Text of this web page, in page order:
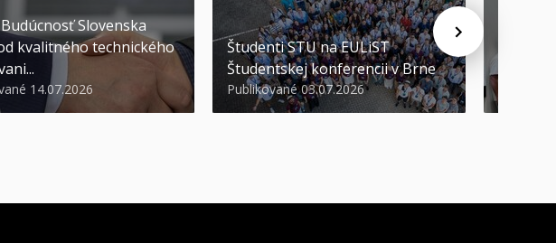
Slovenska
kvalitného technického
14.07.2026
Študenti STU na EULiST
Študentskej konferencii v Brne
Publikované 03.07.2026